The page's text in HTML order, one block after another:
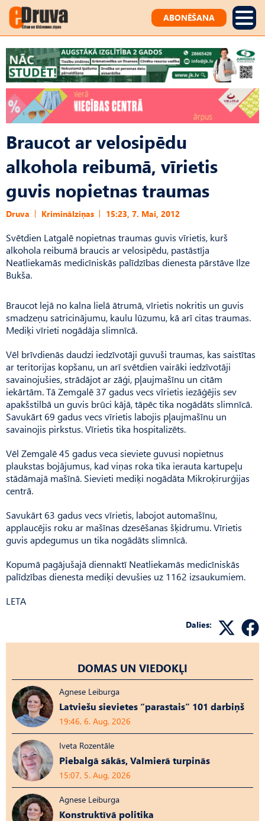
ABONĒŠANA
Braucot ar velosipēdu
alkohola reibumā, vīrietis
guvis nopietnas traumas
Druva Kriminālziņas 15:23, 7. Mai, 2012
Svētdien Latgalē nopietnas traumas guvis vīrietis, kurš
alkohola reibumā braucis ar velosipēdu, pastāstīja
Neatliekamās medicīniskās palīdzības dienesta pārstāve Ilze
Bukša.
Braucot lejā no kalna lielā ātrumā, vīrietis nokritis un guvis
smadzeņu satricinājumu, kaulu lūzumu, kā arī citas traumas.
Mediķi vīrieti nogādāja slimnīcā.
Vēl brīvdienās daudzi iedzīvotāji guvuši traumas, kas saistītas
ar teritorijas kopšanu, un arī svētdien vairāki iedzīvotāji
savainojušies, strādājot ar zāģi, pļaujmašīnu un citām
iekārtām. Tā Zemgalē 37 gadus vecs vīrietis iezāģējis sev
apakšstilbā un guvis brūci kājā, tāpēc tika nogādāts slimnīcā.
Savukārt 69 gadus vecs vīrietis labojis pļaujmašīnu un
savainojis pirkstus. Vīrietis tika hospitalizēts.
Vēl Zemgalē 45 gadus veca sieviete guvusi nopietnus
plaukstas bojājumus, kad viņas roka tika ierauta kartupeļu
stādāmajā mašīnā. Sievieti mediķi nogādāta Mikroķirurģijas
centrā.
Savukārt 63 gadus vecs vīrietis, labojot automašīnu,
applaucējis roku ar mašīnas dzesēšanas šķidrumu. Vīrietis
guvis apdegumus un tika nogādāts slimnīcā.
Kopumā pagājušajā diennaktī Neatliekamās medicīniskās
palīdzības dienesta mediķi devušies uz 1162 izsaukumiem.
LETA
Dalies:
DOMAS UN VIEDOKĻI
Agnese Leiburga
Latviešu sievietes “parastais” 101 darbiņš
19:46, 6. Aug, 2026
Iveta Rozentāle
Piebalgā sākās, Valmierā turpinās
15:07, 5. Aug, 2026
Agnese Leiburga
Konstruktīvā politika